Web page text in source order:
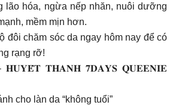
lão hóa, ngừa nếp nhăn, nuôi dưỡng
mềm mịn hơn.
đôi chăm sóc da ngay hôm nay để có
rạng rỡ!
𝐇𝐔𝐘𝐄̂́𝐓 𝐓𝐇𝐀𝐍𝐇 𝟕𝐃𝐀𝐘𝐒 𝐐𝐔𝐄𝐄𝐍𝐈𝐄
cho làn da “không tuổi”